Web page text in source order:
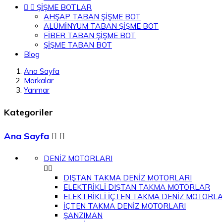
  ŞİŞME BOTLAR
AHŞAP TABAN ŞİŞME BOT
ALÜMİNYUM TABAN ŞİŞME BOT
FİBER TABAN ŞİŞME BOT
ŞİŞME TABAN BOT
Blog
Ana Sayfa
Markalar
Yanmar
Kategoriler
Ana Sayfa  
DENİZ MOTORLARI

DIŞTAN TAKMA DENİZ MOTORLARI
ELEKTRİKLİ DIŞTAN TAKMA MOTORLAR
ELEKTRİKLİ İÇTEN TAKMA DENİZ
İÇTEN TAKMA DENİZ MOTORLARI
ŞANZIMAN